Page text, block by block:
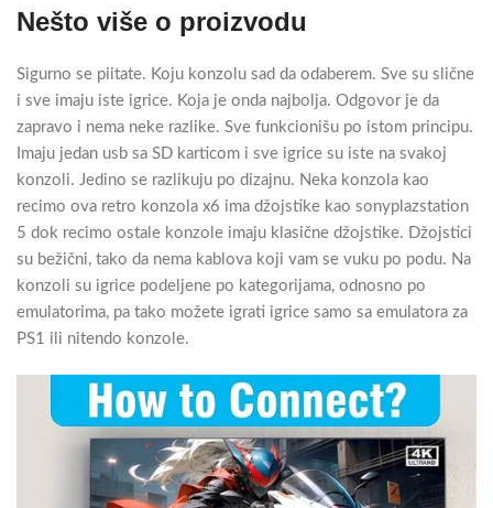
Nešto više o proizvodu
Sigurno se piitate. Koju konzolu sad da odaberem. Sve su slične
i sve imaju iste igrice. Koja je onda najbolja. Odgovor je da
zapravo i nema neke razlike. Sve funkcionišu po istom principu.
Imaju jedan usb sa SD karticom i sve igrice su iste na svakoj
konzoli. Jedino se razlikuju po dizajnu. Neka konzola kao
recimo ova retro konzola x6 ima džojstike kao sonyplazstation
5 dok recimo ostale konzole imaju klasične džojstike. Džojstici
su bežični, tako da nema kablova koji vam se vuku po podu. Na
konzoli su igrice podeljene po kategorijama, odnosno po
emulatorima, pa tako možete igrati igrice samo sa emulatora za
PS1 ili nitendo konzole.